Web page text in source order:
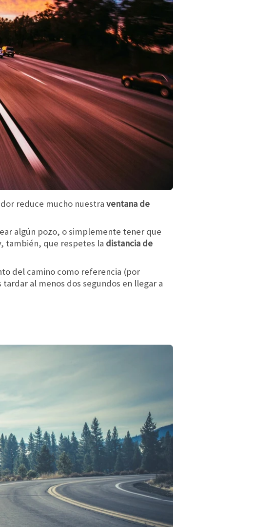
reduce mucho nuestra ventana de
algún pozo, o simplemente tener que
también, que respetes la distancia de
del camino como referencia (por
al menos dos segundos en llegar a